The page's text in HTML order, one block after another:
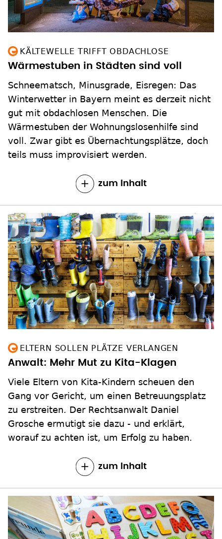
KÄLTEWELLE TRIFFT OBDACHLOSE
Wärmestuben in Städten sind voll
Schneematsch, Minusgrade, Eisregen: Das
Winterwetter in Bayern meint es derzeit nicht
gut mit obdachlosen Menschen. Die
Wärmestuben der Wohnungslosenhilfe sind
voll. Zwar gibt es Übernachtungsplätze, doch
teils muss improvisiert werden.
zum Inhalt
ELTERN SOLLEN PLÄTZE VERLANGEN
Anwalt: Mehr Mut zu Kita-Klagen
Viele Eltern von Kita-Kindern scheuen den
Gang vor Gericht, um einen Betreuungsplatz
zu erstreiten. Der Rechtsanwalt Daniel
Grosche ermutigt sie dazu - und erklärt,
worauf zu achten ist, um Erfolg zu haben.
zum Inhalt